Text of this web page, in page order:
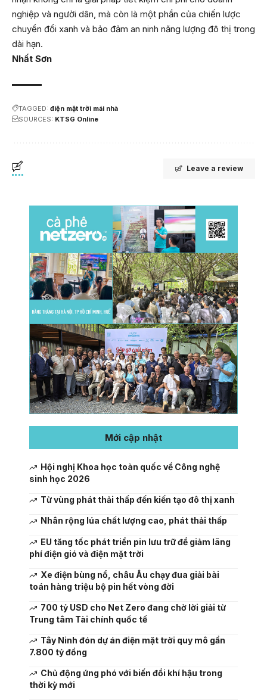
nghiệp và người dân, mà còn là một phần của chiến lược
chuyển đổi xanh và bảo đảm an ninh năng lượng đô thị trong
dài hạn.
Nhất Sơn
TAGGED: điện mặt trời mái nhà
SOURCES: KTSG Online
Leave a review
Mới cập nhật
Hội nghị Khoa học toàn quốc về Công nghệ
sinh học 2026
Từ vùng phát thải thấp đến kiến tạo đô thị xanh
Nhân rộng lúa chất lượng cao, phát thải thấp
EU tăng tốc phát triển pin lưu trữ để giảm lãng
phí điện gió và điện mặt trời
Xe điện bùng nổ, châu Âu chạy đua giải bài
toán hàng triệu bộ pin hết vòng đời
700 tỷ USD cho Net Zero đang chờ lời giải từ
Trung tâm Tài chính quốc tế
Tây Ninh đón dự án điện mặt trời quy mô gần
7.800 tỷ đồng
Chủ động ứng phó với biến đổi khí hậu trong
thời kỳ mới